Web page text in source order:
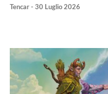
Tencar - 30 Luglio 2026